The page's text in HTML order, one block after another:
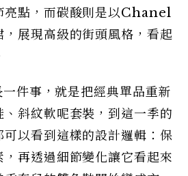
亮點，而碳酸則是以Chanel
展現高級的街頭風格，看起
件事，就是把經典單品重新
斜紋軟呢套裝，到這一季的
以看到這樣的設計邏輯：保
再透過細節變化讓它看起來